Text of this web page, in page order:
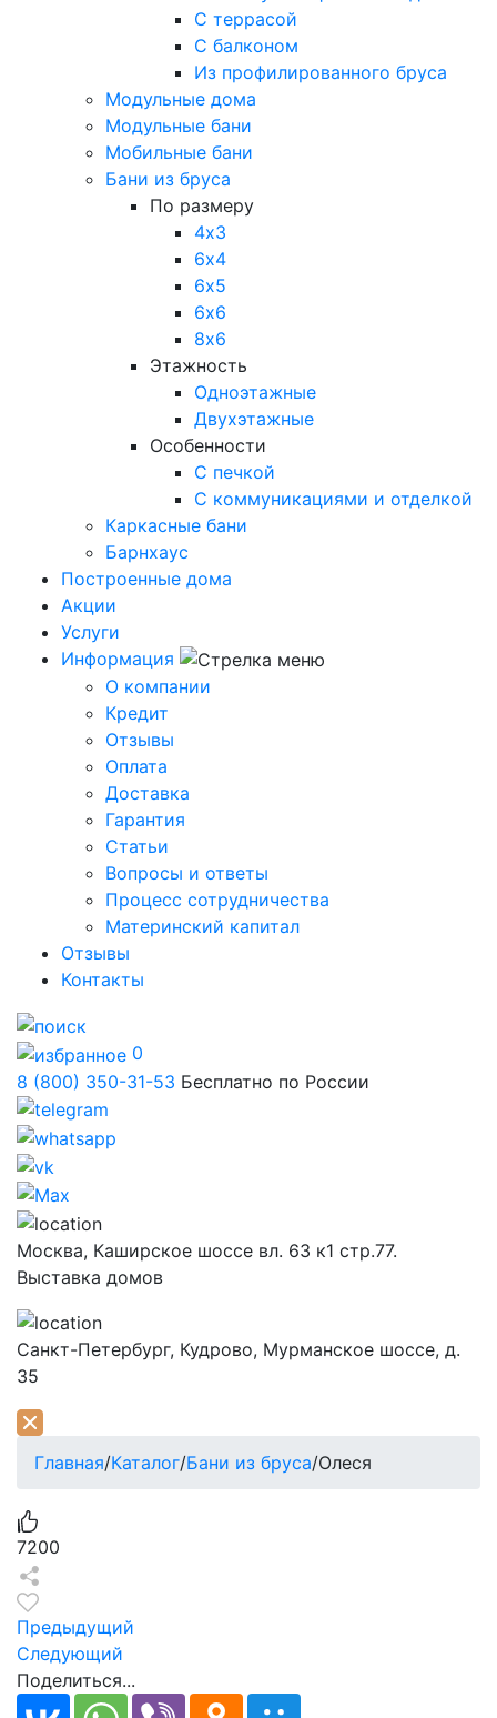
С террасой
С балконом
Из профилированного бруса
Модульные дома
Модульные бани
Мобильные бани
Бани из бруса
По размеру
4х3
6х4
6х5
6х6
8х6
Этажность
Одноэтажные
Двухэтажные
Особенности
С печкой
С коммуникациями и отделкой
Каркасные бани
Барнхаус
Построенные дома
Акции
Услуги
Информация
О компании
Кредит
Отзывы
Оплата
Доставка
Гарантия
Статьи
Вопросы и ответы
Процесс сотрудничества
Материнский капитал
Отзывы
Контакты
0
8 (800) 350-31-53 Бесплатно по России
Москва, Каширское шоссе вл. 63 к1 стр.77.
Выставка домов
Санкт-Петербург, Кудрово, Мурманское шоссе, д.
35
Главная/Каталог/Бани из бруса/Олеся
7200
Предыдущий
Следующий
Поделиться...